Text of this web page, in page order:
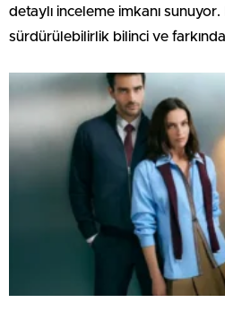
detaylı inceleme imkanı sunuyor.
sürdürülebilirlik bilinci ve